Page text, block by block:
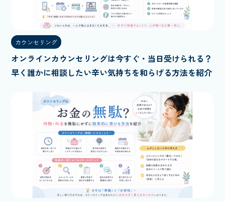
カウンセリング
オンラインカウンセリングは今すぐ・当日受けられる？
早く誰かに相談したい辛い気持ちを和らげる方法を紹介